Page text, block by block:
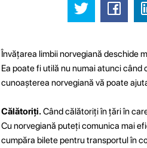
Învățarea limbii norvegiană deschide
Ea poate fi utilă nu numai atunci
cunoașterea norvegiană vă poate
Călătoriți.Când călătoriți în țări în
Cu norvegiană puteți comunica mai
cumpăra bilete pentru transportul în